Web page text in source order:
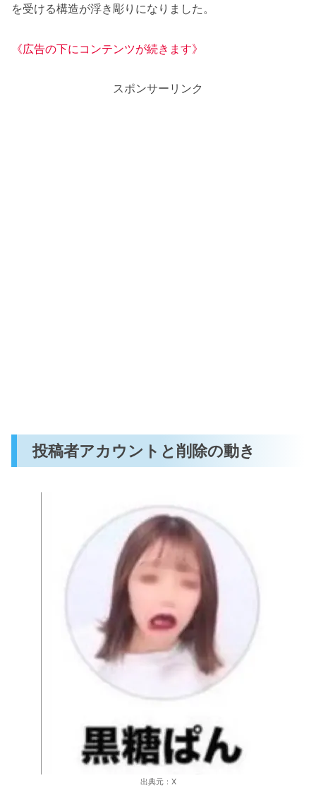
を受ける構造が浮き彫りになりました。
《広告の下にコンテンツが続きます》
スポンサーリンク
投稿者アカウントと削除の動き
出典元：X